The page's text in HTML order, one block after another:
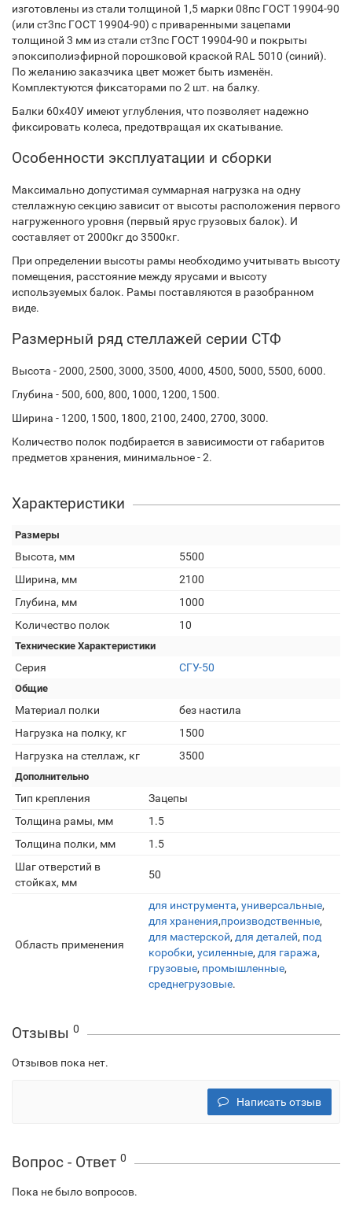
изготовлены из стали толщиной 1,5 марки 08пс ГОСТ 19904-90
(или ст3пс ГОСТ 19904-90) с приваренными зацепами
толщиной 3 мм из стали ст3пс ГОСТ 19904-90 и покрыты
эпоксиполиэфирной порошковой краской RAL 5010 (синий).
По желанию заказчика цвет может быть изменён.
Комплектуются фиксаторами по 2 шт. на балку.
Балки 60х40У имеют углубления, что позволяет надежно
фиксировать колеса, предотвращая их скатывание.
Особенности эксплуатации и сборки
Максимально допустимая суммарная нагрузка на одну
стеллажную секцию зависит от высоты расположения первого
нагруженного уровня (первый ярус грузовых балок). И
составляет от 2000кг до 3500кг.
При определении высоты рамы необходимо учитывать высоту
помещения, расстояние между ярусами и высоту
используемых балок. Рамы поставляются в разобранном
виде.
Размерный ряд стеллажей серии СТФ
Высота - 2000, 2500, 3000, 3500, 4000, 4500, 5000, 5500, 6000.
Глубина - 500, 600, 800, 1000, 1200, 1500.
Ширина - 1200, 1500, 1800, 2100, 2400, 2700, 3000.
Количество полок подбирается в зависимости от габаритов
предметов хранения, минимальное - 2.
Характеристики
Размеры
Высота, мм
5500
Ширина, мм
2100
Глубина, мм
1000
Количество полок
10
Технические Характеристики
Серия СГУ-50
Общие
Материал полки
без настила
Нагрузка на полку, кг
1500
Нагрузка на стеллаж, кг
3500
Дополнительно
Тип крепления
Зацепы
Толщина рамы, мм
1.5
Толщина полки, мм
1.5
Шаг отверстий в
стойках, мм
50
Область применения
для инструмента, универсальные,
для хранения,производственные,
для мастерской, для деталей, под
коробки, усиленные, для гаража,
грузовые, промышленные,
среднегрузовые.
Отзывы 0
Отзывов пока нет.
Написать отзыв
Вопрос - Ответ 0
Пока не было вопросов.